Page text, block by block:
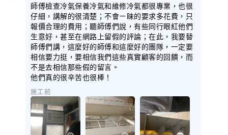
師傅檢查冷氣保養冷氣和維修冷氣都很專業，也很
仔細，講解的很清楚；不會ㄧ昧的要求多花費，只
報價合理的費用；聽師傅們說，有些同行眼紅他們
生意好，甚至在網路上留假的評論；在此，我要替
師傅們講，這麼好的師傅和這麼好的團隊，一定要
相信要力挺，要相信我們這些真實顧客的回饋，而
不是去相信那些假的留言。
他們真的很辛苦也很棒！
施工前